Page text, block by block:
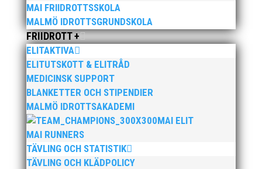
MAI FRIIDROTTSSKOLA
MALMÖ IDROTTSGRUNDSKOLA
FRIIDROTT +
ELITAKTIVA
ELITUTSKOTT & ELITRÅD
MEDICINSK SUPPORT
BLANKETTER OCH STIPENDIER
MALMÖ IDROTTSAKADEMI
MAI ELIT
MAI RUNNERS
TÄVLING OCH STATISTIK
TÄVLING OCH KLÄDPOLICY
Publicerat tidigare
Bilder från Stafett-SM 2026. Foto: Thomas
Leandersson Fler bilder från MAI:s Årsmöte
2026